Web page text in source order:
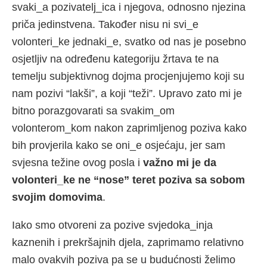
svaki_a pozivatelj_ica i njegova, odnosno njezina
priča jedinstvena. Također nisu ni svi_e
volonteri_ke jednaki_e, svatko od nas je posebno
osjetljiv na određenu kategoriju žrtava te na
temelju subjektivnog dojma procjenjujemo koji su
nam pozivi “lakši”, a koji “teži”. Upravo zato mi je
bitno porazgovarati sa svakim_om
volonterom_kom nakon zaprimljenog poziva kako
bih provjerila kako se oni_e osjećaju, jer sam
svjesna težine ovog posla i važno mi je da
volonteri_ke ne “nose” teret poziva sa sobom
svojim domovima.
Iako smo otvoreni za pozive svjedoka_inja
kaznenih i prekršajnih djela, zaprimamo relativno
malo ovakvih poziva pa se u budućnosti želimo